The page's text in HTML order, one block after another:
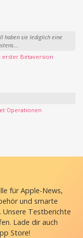
haben sie lediglich eine
erster Betaversion
Operationen
für Apple-News,
und smarte
Unsere Testberichte
Lade dir auch
Store!